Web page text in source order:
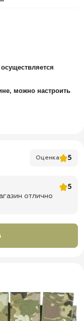
можно настроить
винтовкам:
Оценка 5
5
отлично